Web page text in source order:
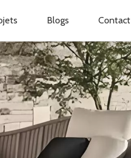
Blogs Contact